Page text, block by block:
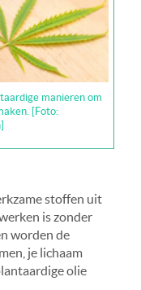
manieren om
[Foto:
stoffen uit
is zonder
worden de
je lichaam
olie